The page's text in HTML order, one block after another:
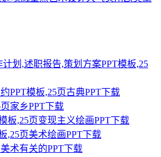
划,述职报告,策划方案PPT模板,25
PPT模板,25页古典PPT下载
家乡PPT下载
板,25页变现主义绘画PPT下载
,25页美术绘画PPT下载
术有关的PPT下载